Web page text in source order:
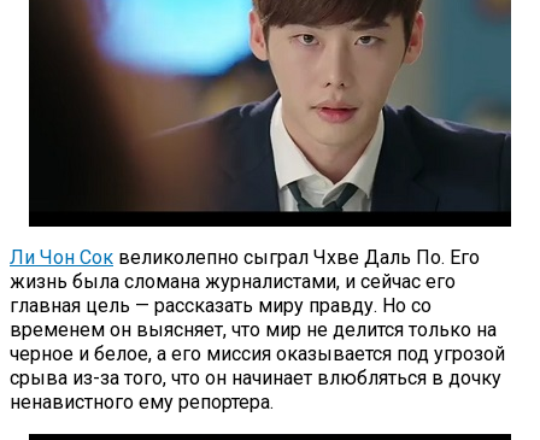
Ли Чон Сок великолепно сыграл Чхве Даль По. Его
жизнь была сломана журналистами, и сейчас его
главная цель — рассказать миру правду. Но со
временем он выясняет, что мир не делится только на
черное и белое, а его миссия оказывается под угрозой
срыва из-за того, что он начинает влюбляться в дочку
ненавистного ему репортера.